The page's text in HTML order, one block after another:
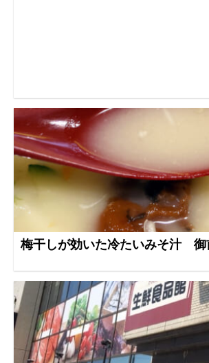
梅干しが効いた冷たいみそ汁 御